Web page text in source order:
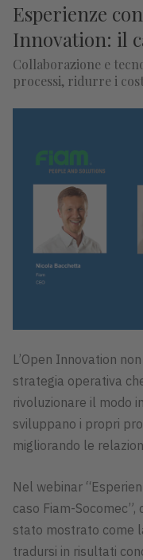
Esperienze
Innovation: il
Collaborazione e
processi, ridurre i
L’Open Innovation
strategia operativa
rivoluzionare il modo
sviluppano i propri
migliorando le
Nel webinar
caso Fiam-
stato mostrato come
tradursi in risultati